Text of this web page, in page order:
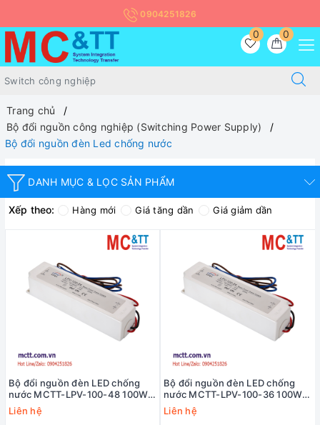
0904251826
0
0
Trang chủ
Bộ đổi nguồn công nghiệp (Switching Power Supply)
Bộ đổi nguồn đèn Led chống nước
DANH MỤC & LỌC SẢN PHẨM
Xếp theo: Hàng mới Giá tăng dần Giá giảm dần
Bộ đổi nguồn đèn LED chống
nước MCTT-LPV-100-48 100W,
48VDC, 2.1A
Liên hệ
Bộ đổi nguồn đèn LED chống
nước MCTT-LPV-100-36 100W,
36VDC, 2.8A
Liên hệ